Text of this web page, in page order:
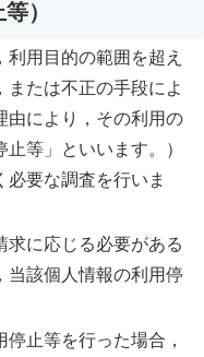
）
用目的の範囲を超え
または不正の手段によ
由により，その利用の
等」といいます。）
必要な調査を行いま
求に応じる必要がある
当該個人情報の利用停
止等を行った場合，